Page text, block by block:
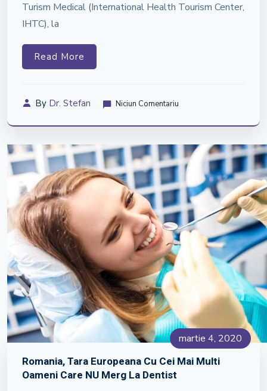
Turism Medical (International Health Tourism Center,
IHTC), la
Read More
By Dr. Stefan Niciun Comentariu
martie 4, 2020
Romania, Tara Europeana Cu Cei Mai Multi
Oameni Care NU Merg La Dentist